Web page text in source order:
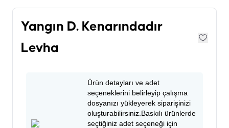
Yangın D. Kenarındadır
Levha
Ürün detayları ve adet
seçeneklerini belirleyip çalışma
dosyanızı yükleyerek siparişinizi
oluşturabilirsiniz.Baskılı ürünlerde
seçtiğiniz adet seçeneği için